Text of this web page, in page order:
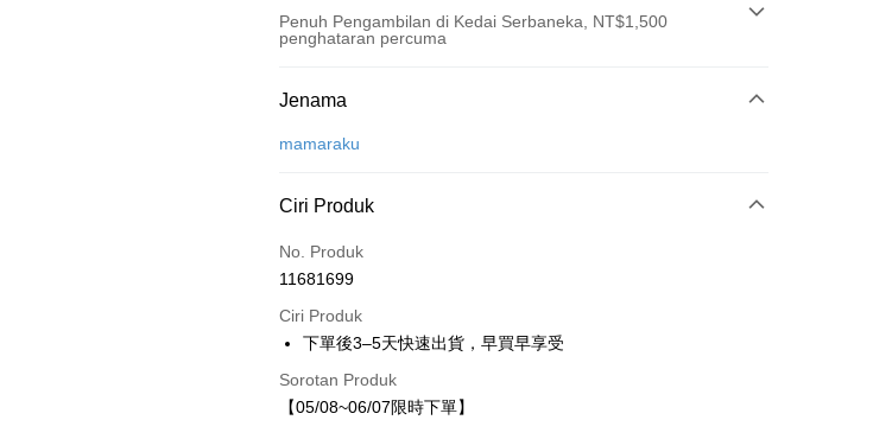
Penuh Pengambilan di Kedai Serbaneka, NT$1,500
penghataran percuma
Kaedah Pembayaran
Kad Kredit (Bayaran Penuh)
JKOPAY
Easy Wallet
Pilihan Penghantaran
Jenama
mamaraku
Ciri Produk
No. Produk
11681699
Ciri Produk
下單後3–5天快速出貨，早買早享受
Sorotan Produk
【05/08~06/07限時下單】